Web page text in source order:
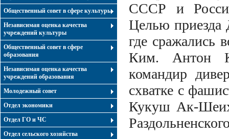
Общественный совет в сфере культуры
Независимая оценка качества
учреждений культуры
Общественный совет в сфере
образования
Независимая оценка качества
учреждений образования
Молодежный совет
Отдел экономики
Отдел ГО и ЧС
Отдел сельского хозяйства
СССР и
Целью приезда
где сражались
Ким. Антон
командир
схватке с
Кукуш Ак-